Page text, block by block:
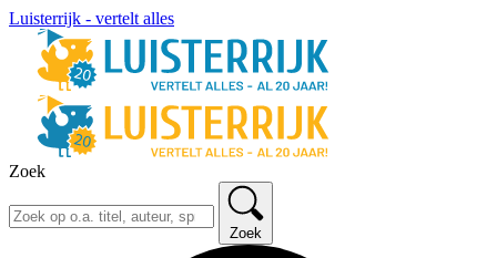
Luisterrijk - vertelt alles
Zoek
Zoek